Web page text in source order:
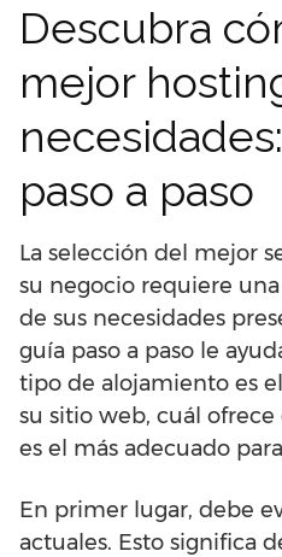
Descubra
mejor
paso a paso
La selección del mejor
su negocio requiere
de sus necesidades
guía paso a paso le
tipo de alojamiento es
su sitio web, cuál
es el más adecuado
En primer lugar, debe
actuales. Esto significa